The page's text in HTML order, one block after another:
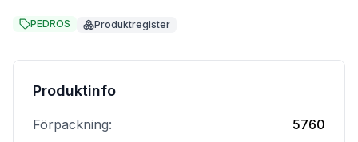
PEDROS Produktregister
Produktinfo
Förpackning: 5760